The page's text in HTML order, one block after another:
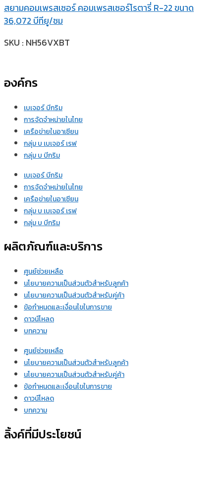
สยามคอมเพรสเซอร์ คอมเพรสเซอร์โรตารี่ R-22 ขนาด
36,072 บีทียู/ชม
SKU : NH56VXBT
องค์กร
เบเจอร์ บีกริม
การจัดจำหน่ายในไทย
เครือข่ายในอาเซียน
กลุ่ม บ เบเจอร์ เรฟ
กลุ่ม บ บีกริม
เบเจอร์ บีกริม
การจัดจำหน่ายในไทย
เครือข่ายในอาเซียน
กลุ่ม บ เบเจอร์ เรฟ
กลุ่ม บ บีกริม
ผลิตภัณฑ์และบริการ
ศูนย์ช่วยเหลือ
นโยบายความเป็นส่วนตัวสำหรับลูกค้า
นโยบายความเป็นส่วนตัวสำหรับคู่ค้า
ข้อกำหนดและเงื่อนไขในการขาย
ดาวน์โหลด
บทความ
ศูนย์ช่วยเหลือ
นโยบายความเป็นส่วนตัวสำหรับลูกค้า
นโยบายความเป็นส่วนตัวสำหรับคู่ค้า
ข้อกำหนดและเงื่อนไขในการขาย
ดาวน์โหลด
บทความ
ลิ้งค์ที่มีประโยชน์